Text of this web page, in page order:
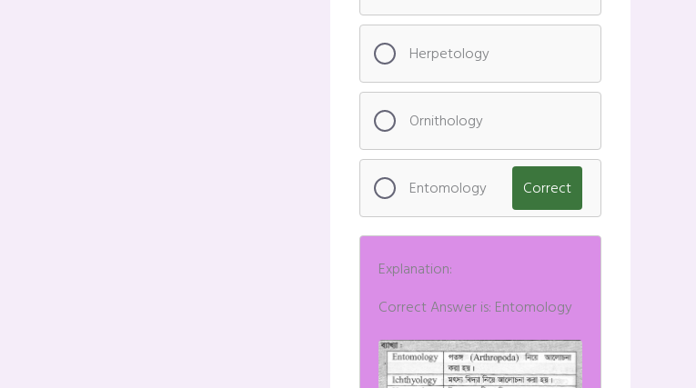
Herpetology
Ornithology
Entomology Correct
Explanation:
Correct Answer is: Entomology